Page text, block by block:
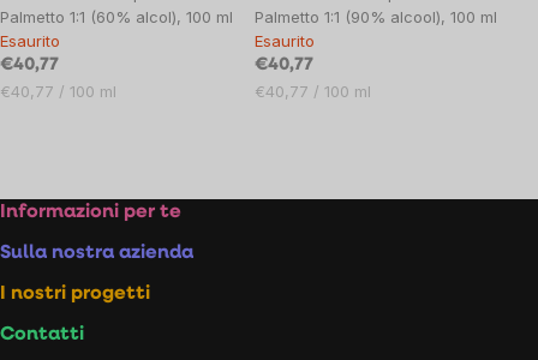
Palmetto 1:1 (60% alcol), 100 ml
Esaurito
€40,77
Prezzo
€40,77 / 100 ml
Palmetto 1:1 (90% alcool), 100 ml
Esaurito
€40,77
Prezzo
€40,77 / 100 ml
controls
Footer
Informazioni per te
Sulla nostra azienda
I nostri progetti
Contatti